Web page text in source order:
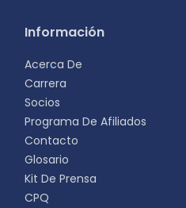
Información
Acerca De
Carrera
Socios
Programa De Afiliados
Contacto
Glosario
Kit De Prensa
CPQ